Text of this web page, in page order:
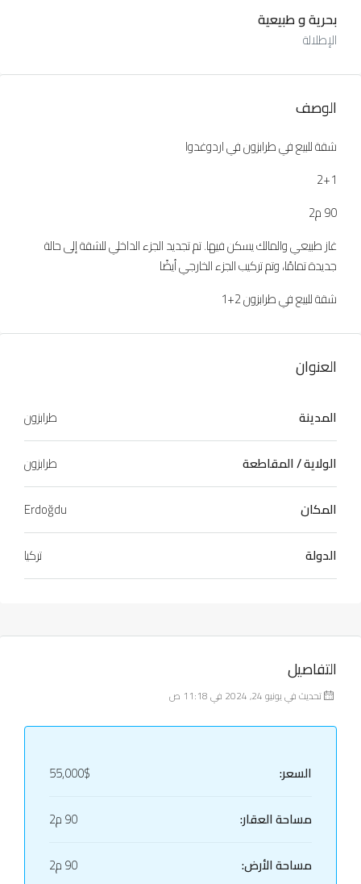
بحرية و طبيعية
الإطلالة
الوصف
شقة للبيع في طرابزون في اردوغدوا
2+1
90 م2
غاز طبيعي والمالك يسكن فيها. تم تجديد الجزء الداخلي للشقة إلى حالة
جديدة تمامًا، وتم تركيب الجزء الخارجي أيضًا
شقة للبيع في طرابزون 2+1
العنوان
المدينة
طرابزون
الولاية / المقاطعة
طرابزون
المكان
Erdoğdu
الدولة
تركيا
التفاصيل
تحديث في يونيو 24, 2024 في 11:18 ص
السعر:
55,000$
مساحة العقار:
90 م2
مساحة الأرض:
90 م2